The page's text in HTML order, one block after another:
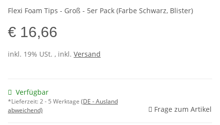
Flexi Foam Tips - Groß - 5er Pack (Farbe Schwarz, Blister)
€ 16,66
inkl. 19% USt. , inkl. Versand
Verfügbar
*Lieferzeit:2 - 5 Werktage (DE - Ausland
abweichend)
Frage zum Artikel